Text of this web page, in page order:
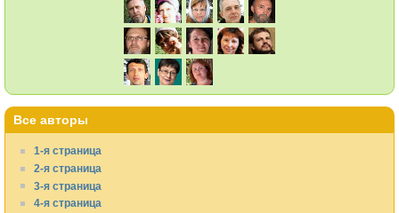
Все авторы
1-я страница
2-я страница
3-я страница
4-я страница